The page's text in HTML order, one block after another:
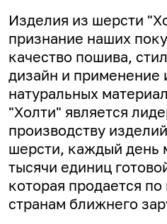
Изделия из шерсти
признание наших
качество пошива,
дизайн и применение
натуральных
"Холти" является
производству
шерсти, каждый день
тысячи единиц
которая продается
странам ближнего